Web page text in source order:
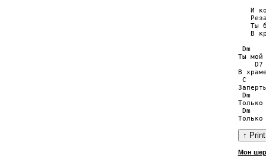
И
Ты
В
Dm
Ты
D7
В
C
Dm
Dm
Мон